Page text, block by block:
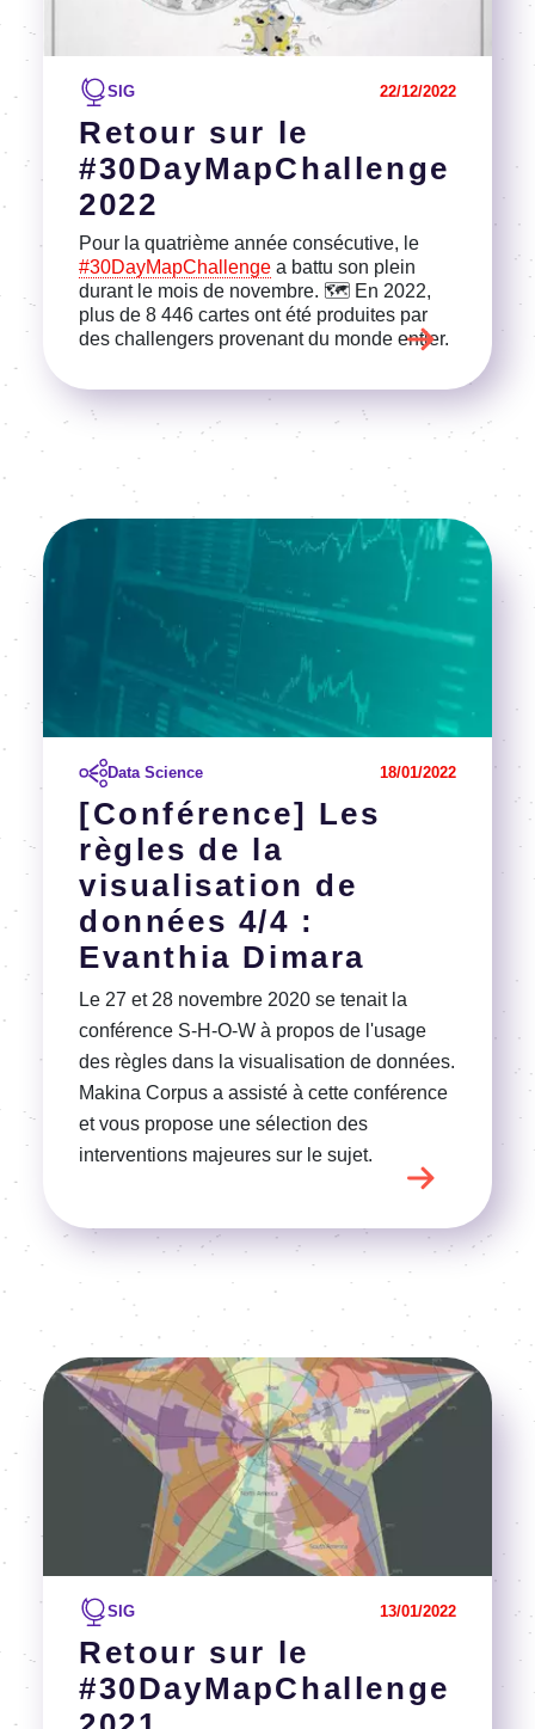
Retour sur le
#30DayMapChallenge
2022
SIG 22/12/2022
Pour la quatrième année consécutive, le
#30DayMapChallenge a battu son plein
durant le mois de novembre. 🗺️ En 2022,
plus de 8 446 cartes ont été produites par
des challengers provenant du monde entier.
[Conférence] Les
règles de la
visualisation de
données 4/4 :
Evanthia Dimara
Data Science 18/01/2022
Le 27 et 28 novembre 2020 se tenait la
conférence S-H-O-W à propos de l'usage
des règles dans la visualisation de données.
Makina Corpus a assisté à cette conférence
et vous propose une sélection des
interventions majeures sur le sujet.
Voir l'article
Image
Retour sur le
#30DayMapChallenge
SIG 13/01/2022
Voir l'article
Image